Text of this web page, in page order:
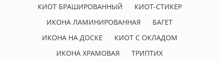
КИОТ БРАШИРОВАННЫЙ
КИОТ-СТИКЕР
ИКОНА ЛАМИНИРОВАННАЯ
БАГЕТ
ИКОНА НА ДОСКЕ
КИОТ С ОКЛАДОМ
ИКОНА ХРАМОВАЯ
ТРИПТИХ